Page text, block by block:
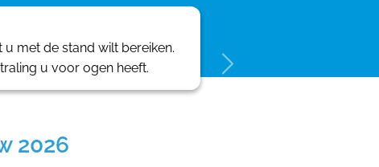
met de stand wilt bereiken.
u voor ogen heeft.
2026